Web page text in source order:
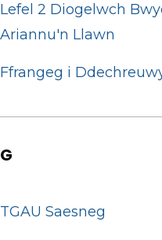
Lefel 2 Diogelwch
Ariannu'n Llawn
Ffrangeg i
G
TGAU Saesneg